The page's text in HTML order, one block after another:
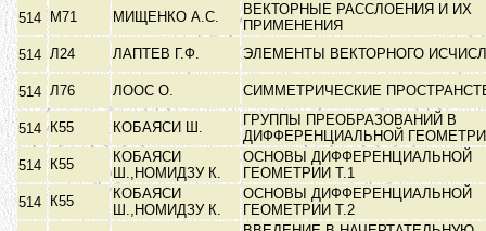
514
М71 МИЩЕНКО А.С.
ВЕКТОРНЫЕ РАССЛОЕНИЯ И ИХ
ПРИМЕНЕНИЯ
514 Л24 ЛАПТЕВ Г.Ф. ЭЛЕМЕНТЫ ВЕКТОРНОГО
514 Л76 ЛООС О. СИММЕТРИЧЕСКИЕ
514 К55 КОБАЯСИ Ш.
ГРУППЫ ПРЕОБРАЗОВАНИЙ В
ДИФФЕРЕНЦИАЛЬНОЙ
514
К55
КОБАЯСИ
Ш.,НОМИДЗУ К.
ОСНОВЫ ДИФФЕРЕНЦИАЛЬНОЙ
ГЕОМЕТРИИ Т.1
514
К55
КОБАЯСИ
Ш.,НОМИДЗУ К.
ОСНОВЫ ДИФФЕРЕНЦИАЛЬНОЙ
ГЕОМЕТРИИ Т.2